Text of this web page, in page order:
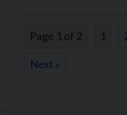
Page 1 of 2 1
Next »